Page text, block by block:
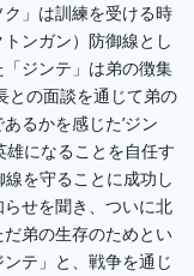
」は訓練を受ける時
ンガン）防御線とし
ジンテ」は弟の徴集
との面談を通じて弟の
るかを感じた’ジン
雄になることを自任す
を守ることに成功し
せを聞き、ついに北
弟の生存のためとい
テ」と、戦争を通じ